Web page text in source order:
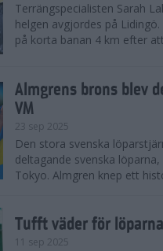
Terrängspecialisten Sarah
helgen avgjordes på
på korta banan 4 km efter
Almgrens brons blev
VM
23 sep 2025
Den stora svenska
deltagande svenska
Tokyo. Almgren knep ett
Tufft väder för
11 sep 2025